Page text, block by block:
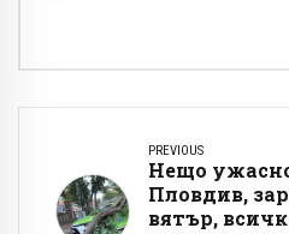
PREVIOUS
Нещо
Пловдив,
вятър,